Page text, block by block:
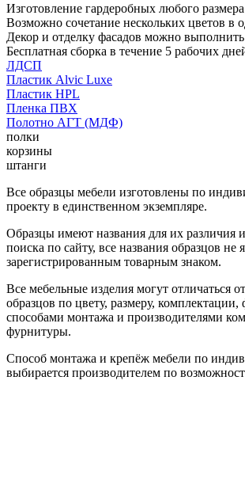
Изготовление гардеробных любого
Возможно сочетание нескольких цветов в
Декор и отделку фасадов можно
Бесплатная сборка в течение 5 рабочих
ЛДСП
Пластик Alvic Luxe
Пластик HPL
Пленка ПВХ
Полотно АГТ (МДФ)
полки
корзины
штанги
Все образцы мебели изготовлены по
проекту в единственном экземпляре.
Образцы имеют названия для их различия
поиска по сайту, все названия образцов не
зарегистрированным товарным знаком.
Все мебельные изделия могут отличаться
образцов по цвету, размеру,
способами монтажа и производителями
фурнитуры.
Способ монтажа и крепёж мебели по
выбирается производителем по